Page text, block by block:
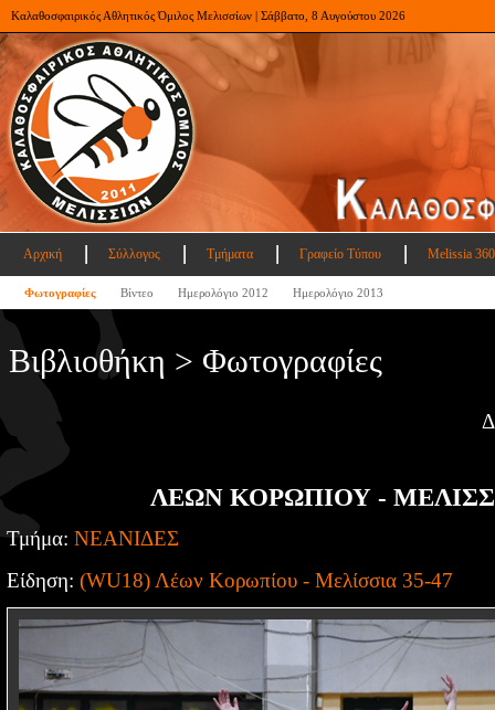
Καλαθοσφαιρικός Αθλητικός Όμιλος Μελισσίων | Σάββατο, 8 Αυγούστου 2026
Αρχική Σύλλογος Τμήματα Γραφείο Τύπου Melissia
Φωτογραφίες Βίντεο Ημερολόγιο 2012 Ημερολόγιο 2013
Βιβλιοθήκη > Φωτογραφίες
ΛΕΩΝ ΚΟΡΩΠΙΟΥ -
Τμήμα: ΝΕΑΝΙΔΕΣ
Είδηση: (WU18) Λέων Κορωπίου - Μελίσσια 35-47